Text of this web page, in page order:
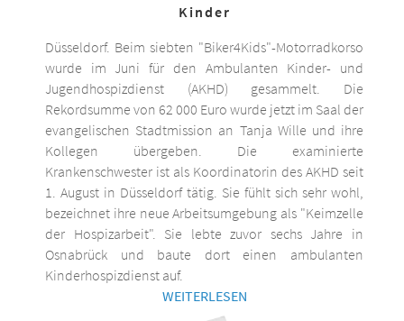
Kinder
Düsseldorf. Beim siebten "Biker4Kids"-Motorradkorso
wurde im Juni für den Ambulanten Kinder- und
Jugendhospizdienst (AKHD) gesammelt. Die
Rekordsumme von 62 000 Euro wurde jetzt im Saal der
evangelischen Stadtmission an Tanja Wille und ihre
Kollegen übergeben. Die examinierte
Krankenschwester ist als Koordinatorin des AKHD seit
1. August in Düsseldorf tätig. Sie fühlt sich sehr wohl,
bezeichnet ihre neue Arbeitsumgebung als "Keimzelle
der Hospizarbeit". Sie lebte zuvor sechs Jahre in
Osnabrück und baute dort einen ambulanten
Kinderhospizdienst auf.
WEITERLESEN